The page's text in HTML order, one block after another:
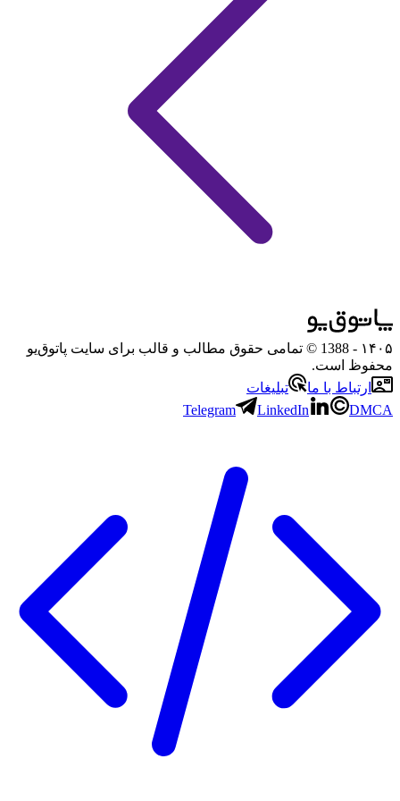
۱۴۰۵
- 1388 © تمامی حقوق مطالب و قالب برای سایت پاتوق‌یو
محفوظ است.
ارتباط با ما
تبلیغات
Telegram
LinkedIn DMCA